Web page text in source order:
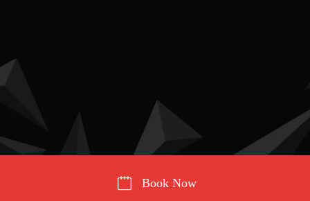
Book Now